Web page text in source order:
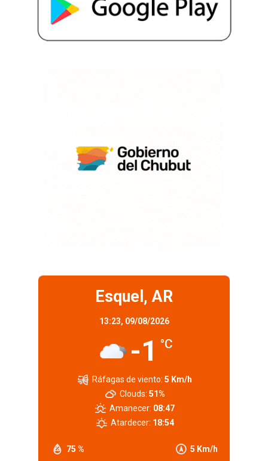
Esquel, AR
13:23, 09/08/2026
-1 °C
75 % 5 Km/h
Ráfagas de viento: 5 Km/h
Clouds: 51%
Amanecer: 08:47
Atardecer: 18:54